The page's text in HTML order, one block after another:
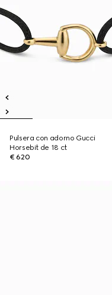
Pulsera con adorno Gucci
Horsebit de 18 ct
€ 620